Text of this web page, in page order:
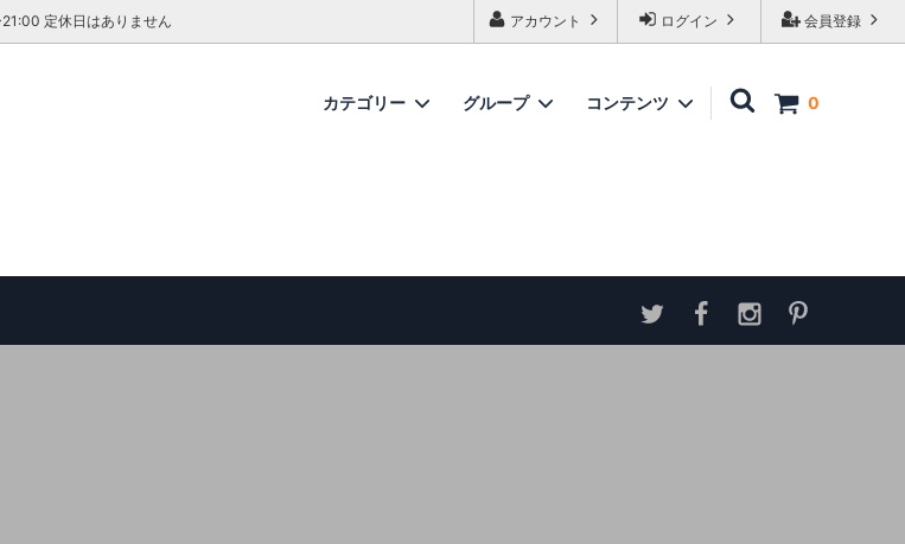
会員登録
ログイン
アカウント
定休日はありません
0
カテゴリー
マントルピース テーブル
グループ コンテンツ
コエドグループ アンティーク商品 概略と取扱い方